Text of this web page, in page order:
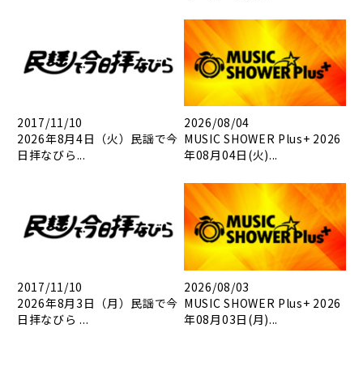
2017/11/10
2026年8月4日（火）民謡で今
日拝なびら...
2026/08/04
MUSIC SHOWER Plus+ 2026
年08月04日(火)...
2017/11/10
2026年8月3日（月）民謡で今
日拝なびら ...
2026/08/03
MUSIC SHOWER Plus+ 2026
年08月03日(月)...